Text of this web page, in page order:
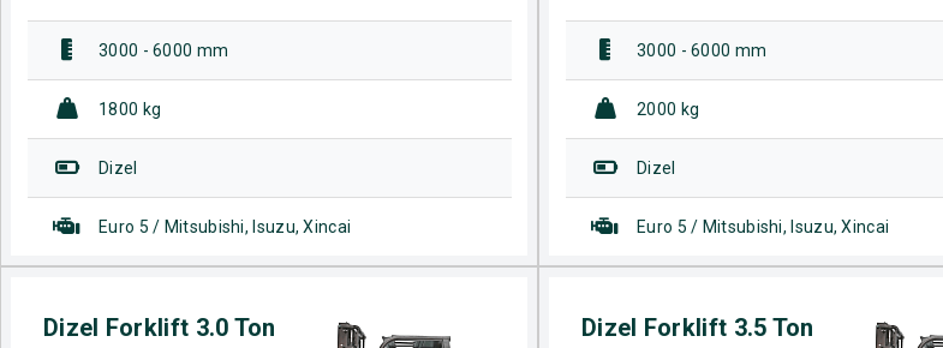
3000 - 6000 mm
1800 kg
Dizel
Euro 5 / Mitsubishi, Isuzu, Xincai
3000 - 6000 mm
2000 kg
Dizel
Euro 5 / Mitsubishi, Isuzu, Xincai
Dizel Forklift 3.0 Ton Dizel Forklift 3.5 Ton